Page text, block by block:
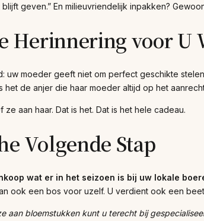
geven.” En milieuvriendelijk inpakken?
Herinnering voor U
uw moeder geeft niet om perfect geschikte
het de anjer die haar moeder altijd op het
ze aan haar. Dat is het. Dat is het hele cadeau.
Volgende Stap
wat er in het seizoen is bij uw lokale
ook een bos voor uzelf. U verdient ook een
aan bloemstukken kunt u terecht bij